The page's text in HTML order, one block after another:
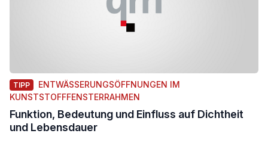
TIPP
ENTWÄSSERUNGSÖFFNUNGEN IM
KUNSTSTOFFFENSTERRAHMEN
Funktion, Bedeutung und Einfluss auf Dichtheit
und Lebensdauer